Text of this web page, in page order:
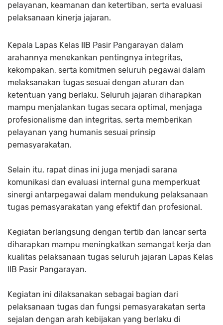
pelayanan, keamanan dan ketertiban, serta evaluasi
pelaksanaan kinerja jajaran.
Kepala Lapas Kelas IIB Pasir Pangarayan dalam
arahannya menekankan pentingnya integritas,
kekompakan, serta komitmen seluruh pegawai dalam
melaksanakan tugas sesuai dengan aturan dan
ketentuan yang berlaku. Seluruh jajaran diharapkan
mampu menjalankan tugas secara optimal, menjaga
profesionalisme dan integritas, serta memberikan
pelayanan yang humanis sesuai prinsip
pemasyarakatan.
Selain itu, rapat dinas ini juga menjadi sarana
komunikasi dan evaluasi internal guna memperkuat
sinergi antarpegawai dalam mendukung pelaksanaan
tugas pemasyarakatan yang efektif dan profesional.
Kegiatan berlangsung dengan tertib dan lancar serta
diharapkan mampu meningkatkan semangat kerja dan
kualitas pelaksanaan tugas seluruh jajaran Lapas Kelas
IIB Pasir Pangarayan.
Kegiatan ini dilaksanakan sebagai bagian dari
pelaksanaan tugas dan fungsi pemasyarakatan serta
sejalan dengan arah kebijakan yang berlaku di